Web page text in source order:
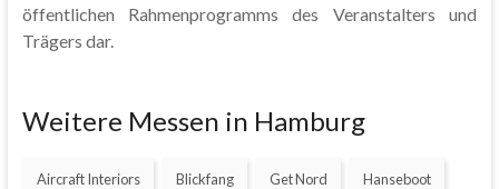
öffentlichen Rahmenprogramms des Veranstalters und
Trägers dar.
Weitere Messen in Hamburg
Aircraft Interiors Blickfang Get Nord Hanseboot